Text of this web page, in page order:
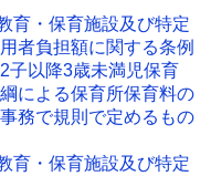
育・保育施設及び特定
者負担額に関する条例
子以降3歳未満児保育
による保育所保育料の
務で規則で定めるもの
育・保育施設及び特定